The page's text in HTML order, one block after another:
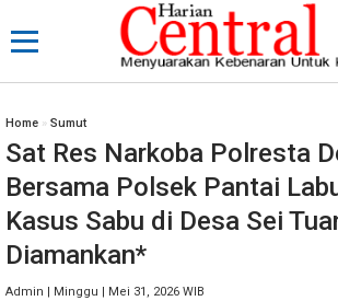
Home » Sumut
Sat Res Narkoba Polresta
Bersama Polsek Pantai
Kasus Sabu di Desa Sei
Diamankan*
Admin | Minggu | Mei 31, 2026 WIB